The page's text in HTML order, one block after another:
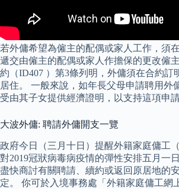
若外傭希望為僱主的配偶或家人工作，須
遞交由僱主的配偶或家人作擔保的更改僱
約（ID407 ）第3條列明，外傭須在合約訂
居住。 一般來說，如年長父母申請聘用外
受由其子女提供經濟證明，以支持這項申請
大波外傭: 聘請外傭開支一覽
政府今日（三月十日）提醒外籍家庭傭工
對2019冠狀病毒病疫情的彈性安排五月一
盡快商討有關聘請、續約或返回原居地的
定。 你可於入境事務處「外籍家庭傭工網